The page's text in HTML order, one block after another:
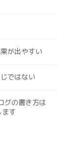
が出やすい
ではない
グの書き方は
ます